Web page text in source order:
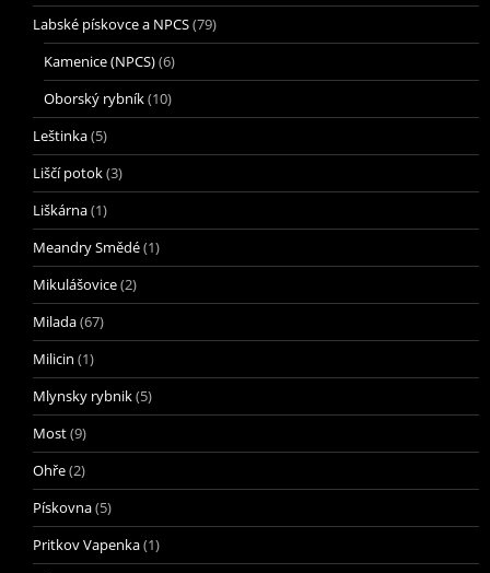
Labské pískovce a NPCS(79)
Kamenice (NPCS)(6)
Oborský rybník(10)
Leštinka(5)
Liščí potok(3)
Liškárna(1)
Meandry Smědé(1)
Mikulášovice(2)
Milada(67)
Milicin (1)
Mlynsky rybnik(5)
Most(9)
Ohře(2)
Pískovna(5)
Pritkov Vapenka(1)